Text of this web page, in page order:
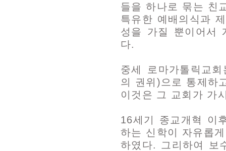
들을 하나로 묶는 친
특유한 예배의식과
성을 가질 뿐이어서
다.
중세 로마가톨릭교
의 권위)으로 통제하
이것은 그 교회가 가
16세기 종교개혁 이
하는 신학이 자유롭
하였다. 그리하여 보